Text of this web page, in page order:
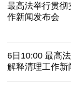
7月份中国仓储
乌总统呼吁向乌
最高法举行贯彻
作新闻发布会
6日10:00 最高
解释清理工作新